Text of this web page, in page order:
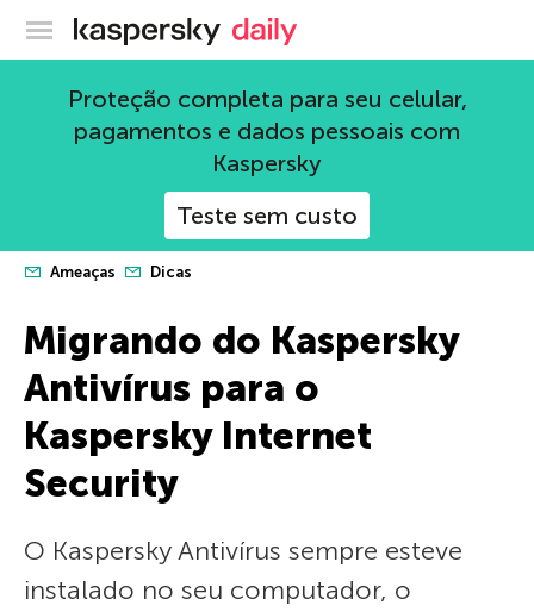
Blog oficial da Kaspersky
Proteção completa para seu celular,
pagamentos e dados pessoais com
Kaspersky
Teste sem custo
Ameaças Dicas
Migrando do Kaspersky
Antivírus para o
Kaspersky Internet
Security
O Kaspersky Antivírus sempre esteve
instalado no seu computador, o